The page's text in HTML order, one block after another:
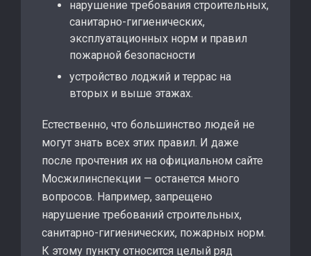
нарушение требования строительных,
санитарно-гигиенических,
эксплуатационных норм и правил
пожарной безопасности
устройство лоджий и террас на
вторых и выше этажах.
Естественно, что большинство людей не
могут знать всех этих правил. И даже
после прочтения их на официальном сайте
Мосжилинспекции — останется много
вопросов. Например, запрещено
нарушение требований строительных,
санитарно-гигиенических, пожарных норм.
К этому пункту относится целый ряд